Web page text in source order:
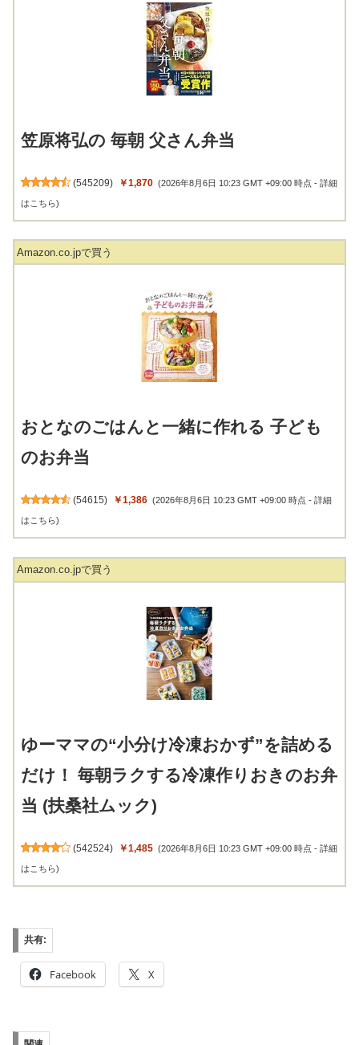
笠原将弘の 毎朝 父さん弁当
(545209) ￥1,870 (2026年8月6日 10:23 GMT +09:00 時点 -詳細
はこちら)
Amazon.co.jpで買う
おとなのごはんと一緒に作れる 子ども
のお弁当
(54615) ￥1,386 (2026年8月6日 10:23 GMT +09:00 時点 -詳細
はこちら)
Amazon.co.jpで買う
ゆーママの“小分け冷凍おかず”を詰める
だけ！ 毎朝ラクする冷凍作りおきのお弁
当 (扶桑社ムック)
(542524) ￥1,485 (2026年8月6日 10:23 GMT +09:00 時点 -詳細
はこちら)
共有:
Facebook X